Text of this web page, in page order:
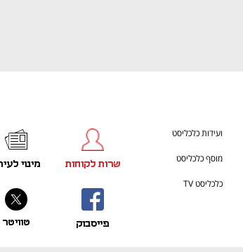
ועידות כלכליסט
מוסף כלכליסט
כלכליסט TV
פייסבוק
שרות לקוחות
טוויטר
מינוי